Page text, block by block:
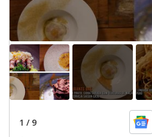
1 / 9